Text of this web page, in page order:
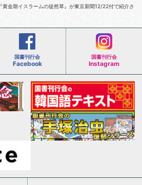
『黄金期イスラームの徒然草』が東京新聞12/22付で紹介さ
国書刊行会
Facebook
国書刊行会
Instagram
会社案内